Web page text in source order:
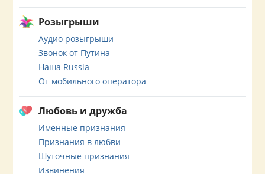
Розыгрыши
Аудио розыгрыши
Звонок от Путина
Наша Russia
От мобильного оператора
Любовь и дружба
Именные признания
Признания в любви
Шуточные признания
Извинения